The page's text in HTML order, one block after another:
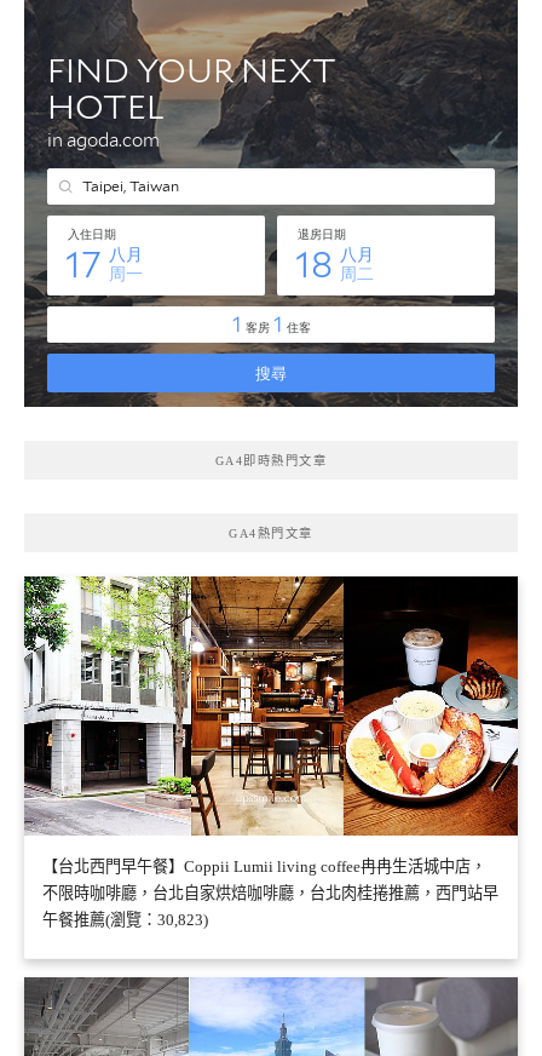
GA4即時熱門文章
GA4熱門文章
【台北西門早午餐】Coppii Lumii living coffee冉冉生活城中店，
不限時咖啡廳，台北自家烘焙咖啡廳，台北肉桂捲推薦，西門站早
午餐推薦(瀏覽：30,823)